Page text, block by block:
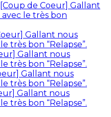
[Coup de Coeur] Gallant
le très bon
Gallant nous
très bon “Relapse”.
Gallant nous
très bon “Relapse”.
Gallant nous
très bon “Relapse”.
Gallant nous
très bon “Relapse”.